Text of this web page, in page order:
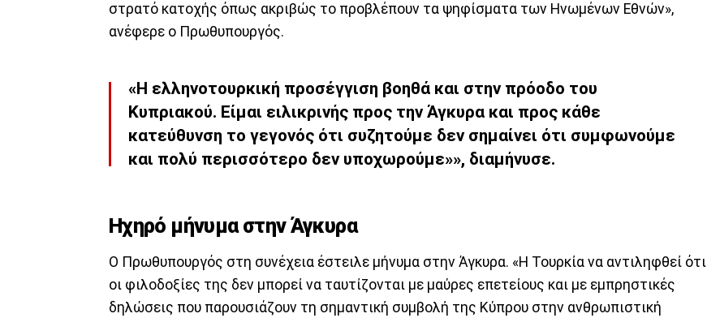
στρατό κατοχής όπως ακριβώς το προβλέπουν τα ψηφίσματα των Ηνωμένων Εθνών»,
ανέφερε ο Πρωθυπουργός.
«Η ελληνοτουρκική προσέγγιση βοηθά και στην πρόοδο του
Κυπριακού. Είμαι ειλικρινής προς την Άγκυρα και προς κάθε
κατεύθυνση το γεγονός ότι συζητούμε δεν σημαίνει ότι συμφωνούμε
και πολύ περισσότερο δεν υποχωρούμε»», διαμήνυσε.
Ηχηρό μήνυμα στην Άγκυρα
Ο Πρωθυπουργός στη συνέχεια έστειλε μήνυμα στην Άγκυρα. «Η Τουρκία να αντιληφθεί ότι
οι φιλοδοξίες της δεν μπορεί να ταυτίζονται με μαύρες επετείους και με εμπρηστικές
δηλώσεις που παρουσιάζουν τη σημαντική συμβολή της Κύπρου στην ανθρωπιστική